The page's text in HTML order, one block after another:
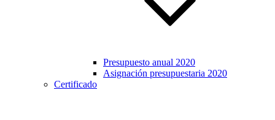
Presupuesto anual 2020
Asignación presupuestaria 2020
Certificado